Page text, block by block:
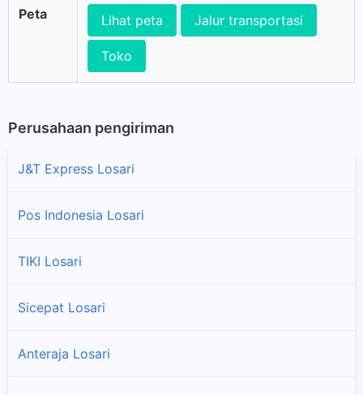
Peta Lihat peta Jalur transportasi
Toko
Perusahaan pengiriman
J&T Express Losari
Pos Indonesia Losari
TIKI Losari
Sicepat Losari
Anteraja Losari